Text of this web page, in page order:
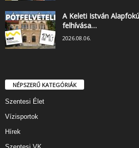
A Keleti István
felhívása…
2026.08.06.
NÉPSZERŰ KATEGÓRIÁK
Szentesi Élet
Vízisportok
Hírek